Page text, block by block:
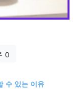
0
수 있는 이유